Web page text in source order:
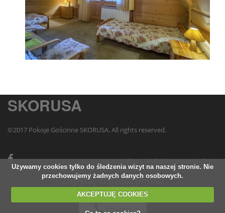
SKORUSA
©2017 Pokoje Gościnne SKORUSA. All rights reserved.
Blog Polityka prywatności
Zapytaj o dostępność
TELEFON
Używamy cookies tylko do śledzenia wizyt na naszej stronie. Nie
przechowujemy żadnych danych osobowych.
AKCEPTUJĘ COOKIES